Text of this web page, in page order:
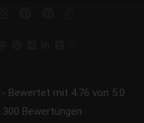
- Bewertet mit 4.76 von 5.0
300 Bewertungen